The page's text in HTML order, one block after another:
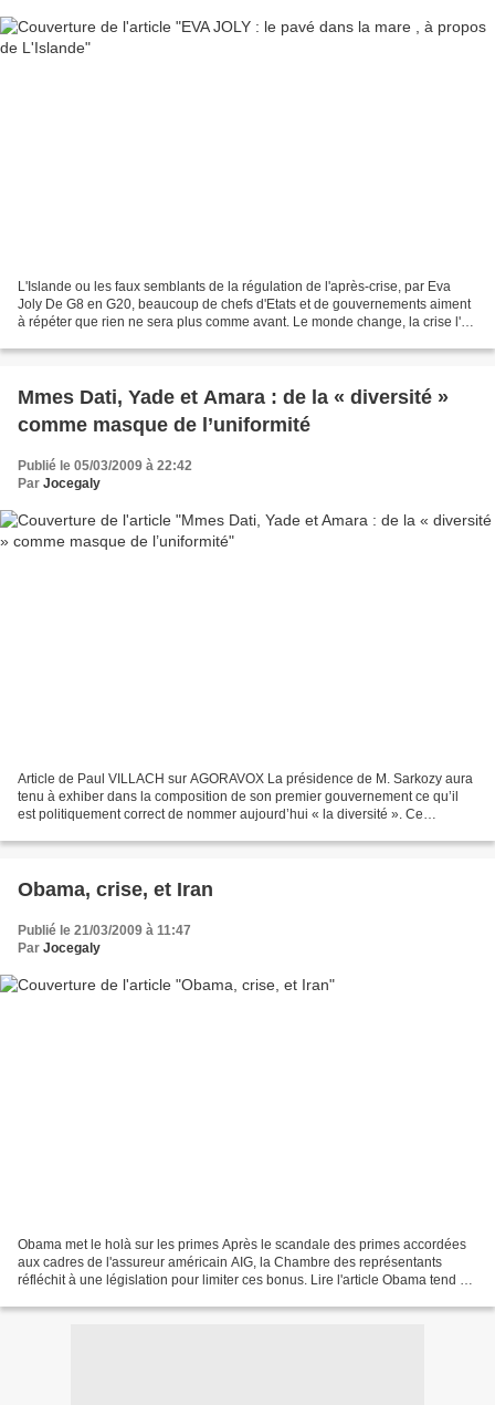
L'Islande ou les faux semblants de la régulation de l'après-crise, par Eva
Joly De G8 en G20, beaucoup de chefs d'Etats et de gouvernements aiment
à répéter que rien ne sera plus comme avant. Le monde change, la crise l'a
Mmes Dati, Yade et Amara : de la « diversité »
comme masque de l’uniformité
Publié le 05/03/2009 à 22:42
Par Jocegaly
Article de Paul VILLACH sur AGORAVOX La présidence de M. Sarkozy aura
tenu à exhiber dans la composition de son premier gouvernement ce qu’il
est politiquement correct de nommer aujourd’hui « la diversité ». Ce
Obama, crise, et Iran
Publié le 21/03/2009 à 11:47
Par Jocegaly
Obama met le holà sur les primes Après le scandale des primes accordées
aux cadres de l'assureur américain AIG, la Chambre des représentants
réfléchit à une législation pour limiter ces bonus. Lire l'article Obama tend à